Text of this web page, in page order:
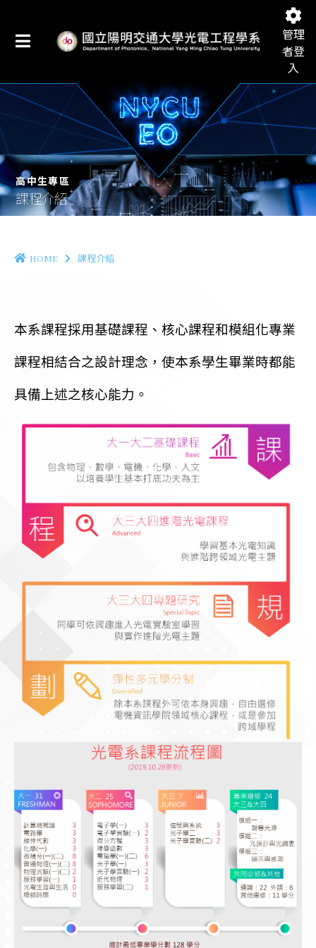
管理
者登
入
國立陽明交通大學光電工程學系
高中生專區
課程介紹
HOME 課程介紹
本系課程採用基礎課程、核心課程和模組化專業
課程相結合之設計理念，使本系學生畢業時都能
具備上述之核心能力。